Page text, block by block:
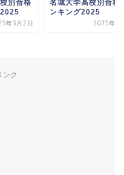
別合格
年3月2日
名城大学高校別合格
ンキング2025
2025年3
ンク